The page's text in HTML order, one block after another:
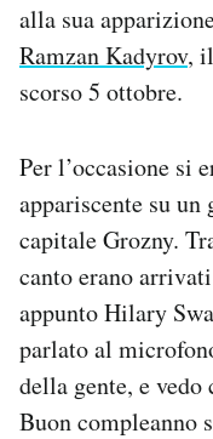
AREA PERSONALE
Area Personale
Newsletter
Regala il Post
alla sua
Ramzan Kadyrov,
scorso 5 ottobre.
Per l’occasione si
appariscente su
capitale Grozny.
canto erano
appunto Hilary
parlato al
della gente, e
Buon compleanno